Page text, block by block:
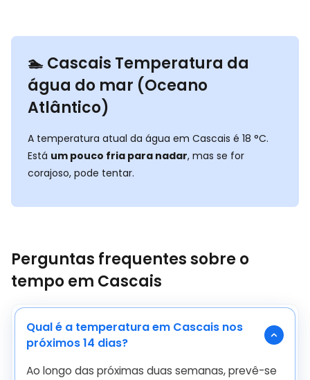
🏊‍ Cascais Temperatura da
água do mar (Oceano
Atlântico)
A temperatura atual da água em Cascais é 18 °C.
Está um pouco fria para nadar, mas se for
corajoso, pode tentar.
Perguntas frequentes sobre o
tempo em Cascais
Qual é a temperatura em Cascais nos
próximos 14 dias?
Ao longo das próximas duas semanas, prevê-se